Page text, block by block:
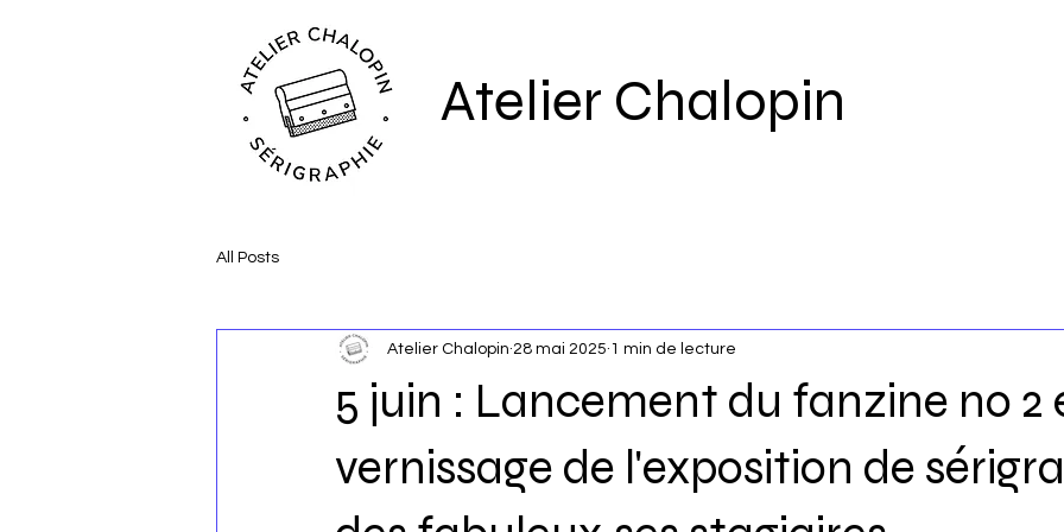
Atelier Chalopin
All Posts
5 juin : Lancement du fanzine no 2
vernissage de l'exposition de
Atelier Chalopin 28 mai 2025 1 min de lecture